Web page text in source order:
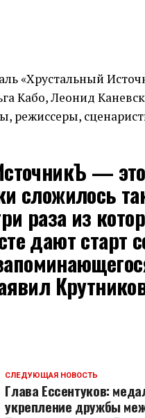
«Хрустальный
Кабо, Леонид
режиссеры,
— это
сложилось
раза из
дают старт
СЛЕДУЮЩАЯ НОВОСТЬ
Глава Ессентуков:
укрепление дружбы